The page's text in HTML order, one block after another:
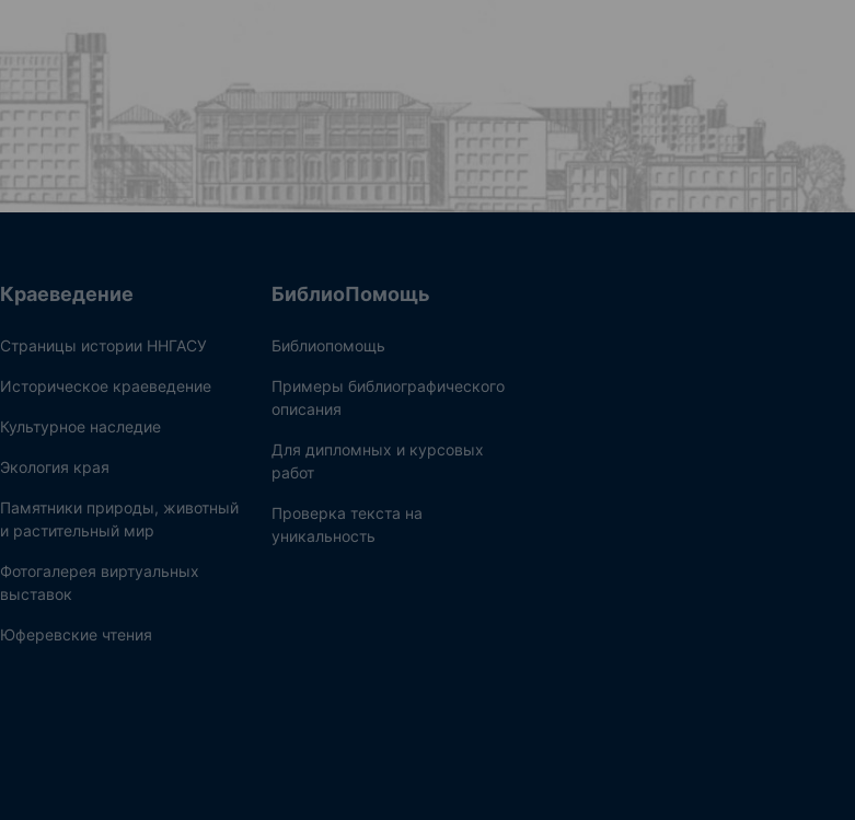
Краеведение
Страницы истории ННГАСУ
Историческое краеведение
Культурное наследие
Экология края
Памятники природы, животный
и растительный мир
Фотогалерея виртуальных
выставок
Юферевские чтения
БиблиоПомощь
Библиопомощь
Примеры библиографического
описания
Для дипломных и курсовых
работ
Проверка текста на
уникальность